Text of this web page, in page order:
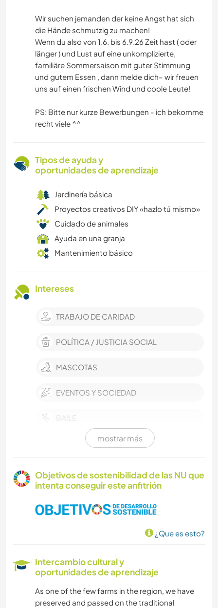
Wir suchen jemanden der keine Angst hat sich
die Hände schmutzig zu machen!
Wenn du also von 1.6. bis 6.9.26 Zeit hast ( oder
länger ) und Lust auf eine unkomplizierte,
familiäre Sommersaison mit guter Stimmung
und gutem Essen , dann melde dich– wir freuen
uns auf einen frischen Wind und coole Leute!
PS: Bitte nur kurze Bewerbungen - ich bekomme
recht viele ^^
Tipos de ayuda y
oportunidades de aprendizaje
Jardinería básica
Proyectos creativos DIY «hazlo tú mismo»
Cuidado de animales
Ayuda en una granja
Mantenimiento básico
Intereses
TRABAJO DE CARIDAD
POLÍTICA / JUSTICIA SOCIAL
MASCOTAS
EVENTOS Y SOCIEDAD
BAILE
YOGA / BIENESTAR
DEPORTES DE AVENTURA
ACTIVIDADES AL AIRE LIBRE
mostrar más
Objetivos de sostenibilidad de las NU que
intenta conseguir este anfitrión
¿Que es esto?
Intercambio cultural y
oportunidades de aprendizaje
As one of the few farms in the region, we have
preserved and passed on the traditional